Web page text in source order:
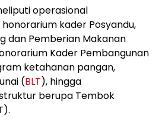
operasional
kader Posyandu,
dan Pemberian Makanan
Kader Pembangunan
ketahanan pangan,
(BLT), hingga
berupa Tembok